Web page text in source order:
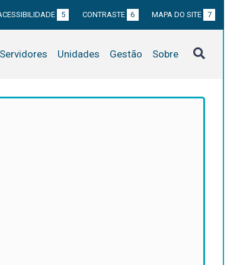
5 CONTRASTE 6 MAPA DO SITE 7
Servidores Unidades Gestão Sobre